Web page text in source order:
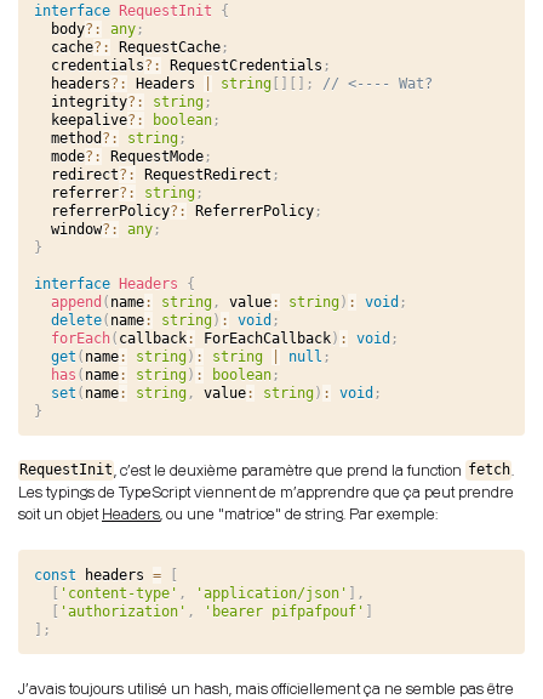
interface RequestInit
{
  body
? : any ;
  cache
? : RequestCache ;
  credentials
? : RequestCredentials ;
  headers
? : Headers string [ ] [ ] ;
// <---- Wat?
  integrity
? : string ;
  keepalive
? : boolean ;
  method
? : string ;
  mode
? : RequestMode ;
  redirect
? : RequestRedirect ;
  referrer
? : string ;
  referrerPolicy
? : ReferrerPolicy ;
  window
? : any ;
}
interface Headers
{
append ( name: string , value: string) : void ;
delete( name: string) : void ;
forEach( callback: ForEachCallback) : void ;
get ( name: string) : string null ;
has ( name: string) : boolean ;
set ( name: string , value: string) : void ;
}
RequestInit , c'est le deuxième paramètre que prend la function fetch
Les typings de TypeScript viennent de m'apprendre que ça peut prendre
soit un objet Headers , ou une "matrice" de string. Par exemple:
const headers =
[
[ 'content-type' , 'application/json' ] ,
[ 'authorization' , 'bearer pifpafpouf' ]
] ;
J'avais toujours utilisé un hash, mais officiellement ça ne semble pas être